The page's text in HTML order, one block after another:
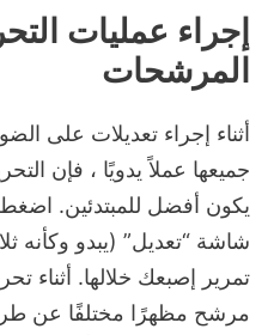
إجراء عمليات
المرشحات
أثناء إجراء تعديلات على
جميعها عملاً يدويًا ، فإن
يكون أفضل للمبتدئين.
شاشة “تعديل” (يبدو وكأنه
تمرير إصبعك خلالها. أثناء
مرشح مظهرًا مختلفًا عن